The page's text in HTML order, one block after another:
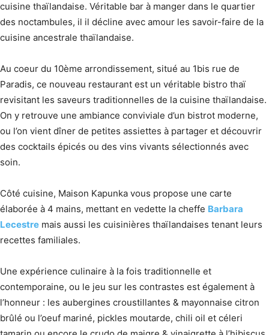
cuisine thaïlandaise. Véritable bar à manger dans le quartier
des noctambules, il il décline avec amour les savoir-faire de la
cuisine ancestrale thaïlandaise.
Au coeur du 10ème arrondissement, situé au 1bis rue de
Paradis, ce nouveau restaurant est un véritable bistro thaï
revisitant les saveurs traditionnelles de la cuisine thaïlandaise.
On y retrouve une ambiance conviviale d’un bistrot moderne,
ou l’on vient dîner de petites assiettes à partager et découvrir
des cocktails épicés ou des vins vivants sélectionnés avec
soin.
Côté cuisine, Maison Kapunka vous propose une carte
élaborée à 4 mains, mettant en vedette la cheffe Barbara
Lecestre mais aussi les cuisinières thaïlandaises tenant leurs
recettes familiales.
Une expérience culinaire à la fois traditionnelle et
contemporaine, ou le jeu sur les contrastes est également à
l’honneur : les aubergines croustillantes & mayonnaise citron
brûlé ou l’oeuf mariné, pickles moutarde, chili oil et céleri